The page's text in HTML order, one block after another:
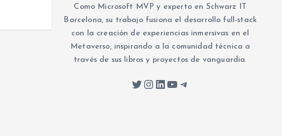
Como Microsoft MVP y experto en Schwarz IT
Barcelona, su trabajo fusiona el desarrollo full-stack
con la creación de experiencias inmersivas en el
Metaverso, inspirando a la comunidad técnica a
través de sus libros y proyectos de vanguardia.
Twitter Instagram LinkedIn YouTube Telegram